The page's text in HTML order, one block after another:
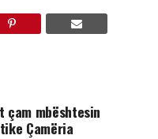
mbështesin
Çamëria